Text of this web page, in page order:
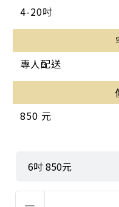
4-20吋
專人配送
850 元